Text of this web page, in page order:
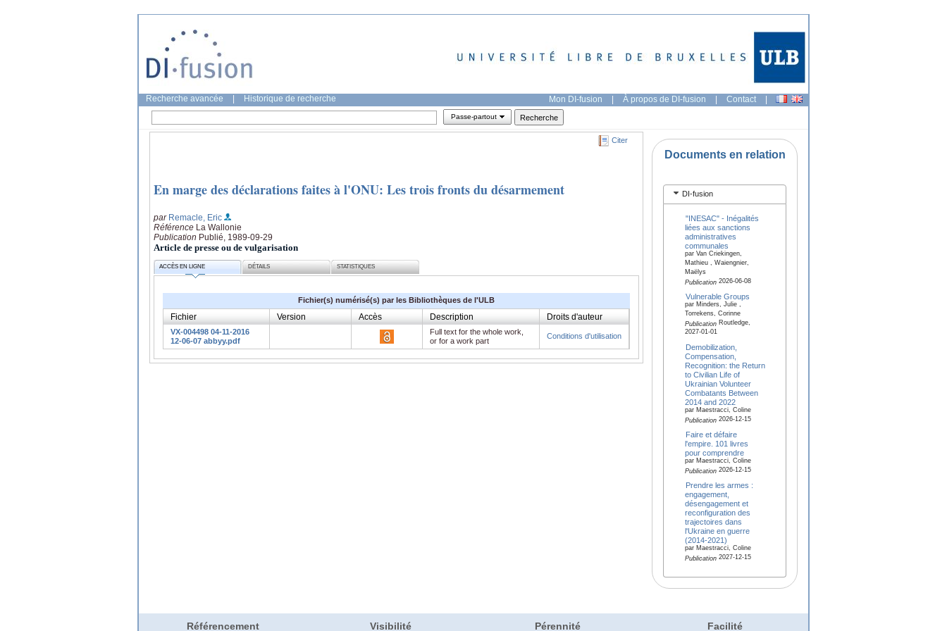
Recherche avancée Historique de recherche Mon DI-fusion | À propos de DI-fusion | Contact |
Passe-partout
Citer
En marge des déclarations faites à l'ONU: Les trois fronts du désarmement
par Remacle, Eric
Référence La Wallonie
Publication Publié, 1989-09-29
Article de presse ou de vulgarisation
ACCÈS EN LIGNE DÉTAILS STATISTIQUES
Fichier(s) numérisé(s) par les Bibliothèques de l'ULB
Fichier Version Accès Description Droits d'auteur
VX-004498 04-11-2016
12-06-07 abbyy.pdf
Full text for the whole work,
or for a work part
Conditions d'utilisation
Documents en relation
DI-fusion
"INESAC" - Inégalités
liées aux sanctions
administratives
communales
par Van Criekingen,
Mathieu , Waiengnier,
Maëlys
Publication2026-06-08
Vulnerable Groups
par Minders, Julie ,
Torrekens, Corinne
PublicationRoutledge,
2027-01-01
Demobilization,
Compensation,
Recognition: the Return
to Civilian Life of
Ukrainian Volunteer
Combatants Between
2014 and 2022
par Maestracci, Coline
Publication2026-12-15
Faire et défaire
l'empire. 101 livres
pour comprendre
par Maestracci, Coline
Publication2026-12-15
Prendre les armes :
engagement,
désengagement et
reconfiguration des
trajectoires dans
l'Ukraine en guerre
(2014-2021)
par Maestracci, Coline
Publication2027-12-15
Référencement Visibilité Pérennité Facilité